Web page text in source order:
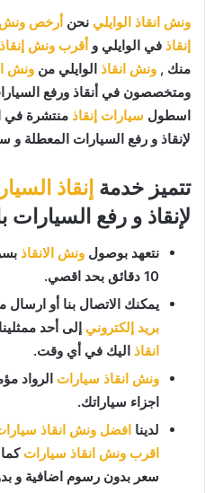
ونش انقاذ الوايلي نحن أرخص ونش
إنقاذ في الوايلي و أقرب ونش إنقاذ
منك , ونش انقاذ الوايلي من ونش
ومتخصصون في أنقاذ ورفع
اسطول سيارات إنقاذ منتشرة في
لإنقاذ و رفع السيارات المعطلة و
تتميز خدمة إنقاذ
لإنقاذ و رفع السيارات
نتعهد بوصول ونش الانقاذ
10 دقائق بحد اقصي.
يمكنك الاتصال بنا أو
بريد إلكتروني إلى أحد
انقاذ اليك في أي وقت.
ونش انقاذ سيارات الرواد
اجزاء سياراتك.
لدينا افضل ونش انقاذ
اقرب ونش انقاذ سيارات
سعر بدون رسوم اضافية و